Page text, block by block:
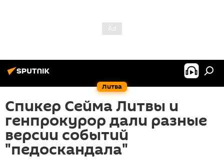
Литва
Спикер Сейма Литвы и
генпрокурор дали разные
версии событий
"педоскандала"